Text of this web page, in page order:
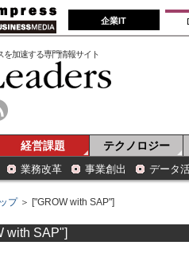
企業IT
を加速する専門情報サイト
経営課題 テクノロジー
業務改革 事業創出 データ
プ＞ ["GROW with SAP"]
with SAP"]